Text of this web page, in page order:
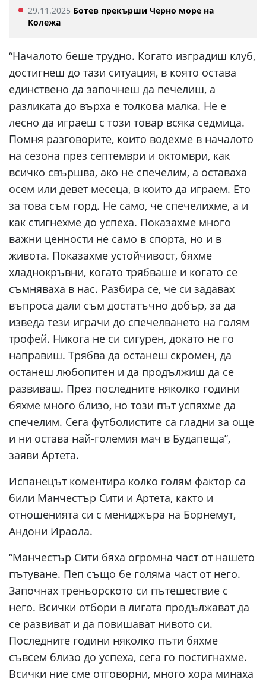
29.11.2025 Ботев прекърши Черно море на
Колежа
“Началото беше трудно. Когато изградиш клуб,
достигнеш до тази ситуация, в която остава
единствено да започнеш да печелиш, а
разликата до върха е толкова малка. Не е
лесно да играеш с този товар всяка седмица.
Помня разговорите, които водехме в началото
на сезона през септември и октомври, как
всичко свършва, ако не спечелим, а оставаха
осем или девет месеца, в които да играем. Ето
за това съм горд. Не само, че спечелихме, а и
как стигнехме до успеха. Показахме много
важни ценности не само в спорта, но и в
живота. Показахме устойчивост, бяхме
хладнокръвни, когато трябваше и когато се
съмняваха в нас. Разбира се, че си задавах
въпроса дали съм достатъчно добър, за да
изведа тези играчи до спечелването на голям
трофей. Никога не си сигурен, докато не го
направиш. Трябва да останеш скромен, да
останеш любопитен и да продължиш да се
развиваш. През последните няколко години
бяхме много близо, но този път успяхме да
спечелим. Сега футболистите са гладни за още
и ни остава най-големия мач в Будапеща”,
заяви Артета.
Испанецът коментира колко голям фактор са
били Манчестър Сити и Артета, както и
отношенията си с мениджъра на Борнемут,
Андони Ираола.
“Манчестър Сити бяха огромна част от нашето
пътуване. Пеп също бе голяма част от него.
Започнах треньорското си пътешествие с
него. Всички отбори в лигата продължават да
се развиват и да повишават нивото си.
Последните години няколко пъти бяхме
съвсем близо до успеха, сега го постигнахме.
Всички ние сме отговорни, много хора минаха